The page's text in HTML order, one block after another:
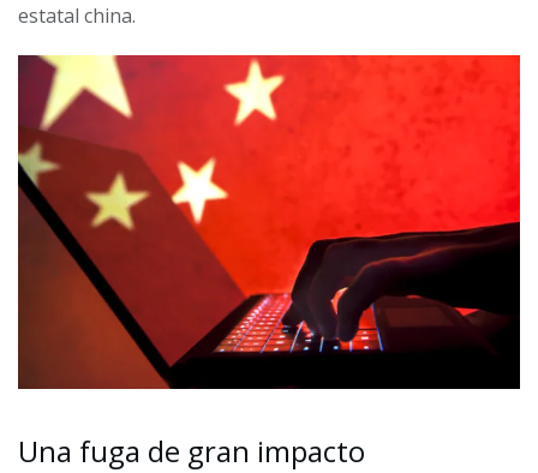
estatal china.
Una fuga de gran impacto